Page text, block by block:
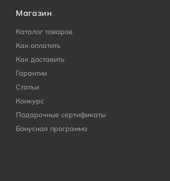
Магазин
Каталог товаров
Как оплатить
Как доставить
Гарантии
Статьи
Конкурс
Подарочные сертификаты
Бонусная программа